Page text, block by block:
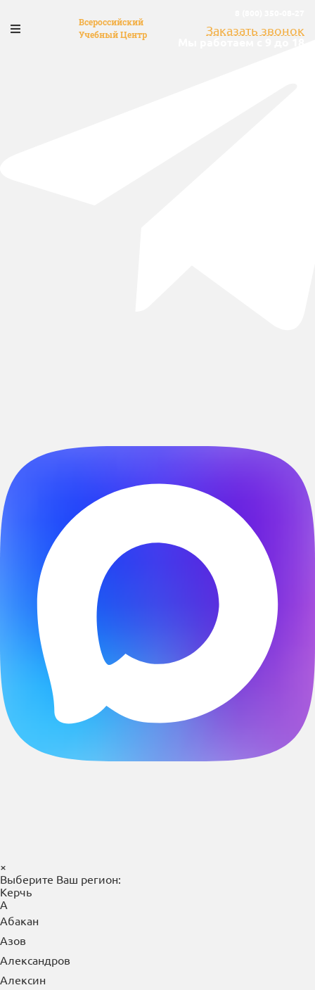
Всероссийский
Учебный Центр
Заказать звонок
×
Выберите Ваш регион:
А
Абакан
Азов